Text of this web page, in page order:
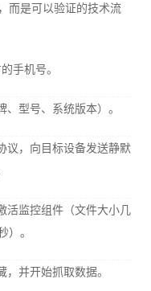
而是可以验证的技术流
手机号。
型号、系统版本）。
议，向目标设备发送静默
活监控组件（文件大小几
）。
并开始抓取数据。